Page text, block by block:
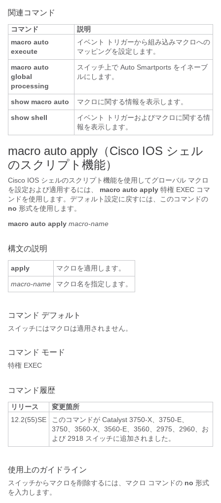
関連コマンド
コマンド
説明
macro auto
execute
イベント トリガーから組み込みマクロへの
マッピングを設定します。
macro auto
global
processing
スイッチ上で Auto Smartports をイネーブ
ルにします。
show macro auto
マクロに関する情報を表示します。
show shell
イベント トリガーおよびマクロに関する情
報を表示します。
macro auto apply（Cisco IOS シェル
のスクリプト機能）
Cisco IOS シェルのスクリプト機能を使用してグローバル マクロ
を設定および適用するには、
macro auto apply 特権 EXEC コマ
ンドを使用します。デフォルト設定に戻すには、このコマンドの
no 形式を使用します。
macro auto apply macro-name
構文の説明
apply
マクロを適用します。
macro-name
マクロ名を指定します。
コマンド デフォルト
スイッチにはマクロは適用されません。
コマンド モード
特権 EXEC
コマンド履歴
リリース
変更箇所
12.2(55)SE
このコマンドが Catalyst 3750-X、3750-E、
3750、3560-X、3560-E、3560、2975、2960、お
よび 2918 スイッチに追加されました。
使用上のガイドライン
スイッチからマクロを削除するには、マクロ コマンドの no 形式
を入力します。